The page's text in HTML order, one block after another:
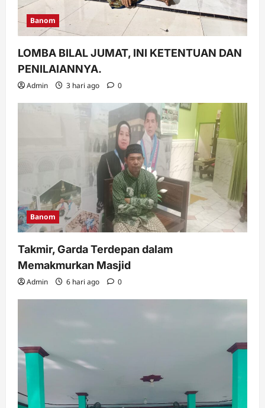
Banom
LOMBA BILAL JUMAT, INI KETENTUAN DAN
PENILAIANNYA.
Admin 3 hari ago 0
Banom
Takmir, Garda Terdepan dalam
Memakmurkan Masjid
Admin 6 hari ago 0